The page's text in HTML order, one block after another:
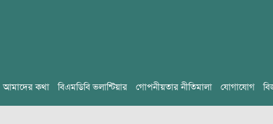
আমাদের কথা বিএমডিবি ভলান্টিয়ার গোপনীয়তার নীতিমালা যোগাযোগ